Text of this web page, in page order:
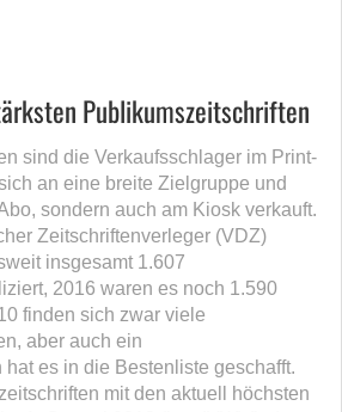
Publikumszeitschriften
sind die Verkaufsschlager im Print-
an eine breite Zielgruppe und
sondern auch am Kiosk verkauft.
Zeitschriftenverleger (VDZ)
insgesamt 1.607
2016 waren es noch 1.590
finden sich zwar viele
aber auch ein
es in die Bestenliste geschafft.
mit den aktuell höchsten